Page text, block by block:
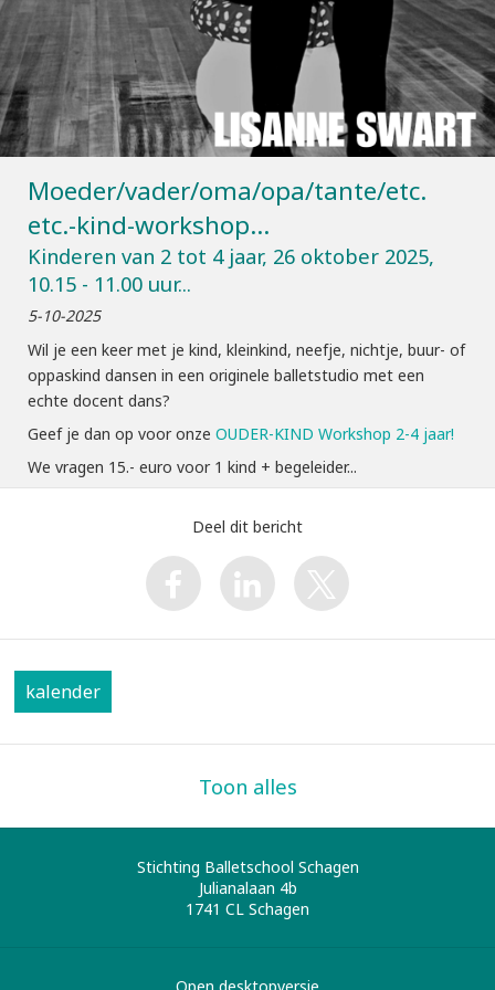
Moeder/vader/oma/opa/tante/etc.
etc.-kind-workshop...
Kinderen van 2 tot 4 jaar, 26 oktober 2025,
10.15 - 11.00 uur...
5-10-2025
Wil je een keer met je kind, kleinkind, neefje, nichtje, buur- of
oppaskind dansen in een originele balletstudio met een
echte docent dans?
Geef je dan op voor onze OUDER-KIND Workshop 2-4 jaar!
We vragen 15.- euro voor 1 kind + begeleider...
Deel dit bericht
kalender
Toon alles
Stichting Balletschool Schagen
Julianalaan 4b
1741 CL Schagen
Open desktopversie